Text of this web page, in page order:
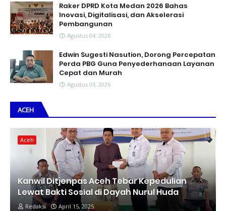
Raker DPRD Kota Medan 2026 Bahas
Inovasi, Digitalisasi, dan Akselerasi
Pembangunan
Agustus 04, 2026
Edwin Sugesti Nasution, Dorong Percepatan
Perda PBG Guna Penyederhanaan Layanan
Cepat dan Murah
Agustus 03, 2026
ACEH
Aceh
Kanwil Ditjenpas Aceh Tebar Kepedulian
Lewat Bakti Sosial di Dayah Nurul Huda
Redaksi April 15, 2025